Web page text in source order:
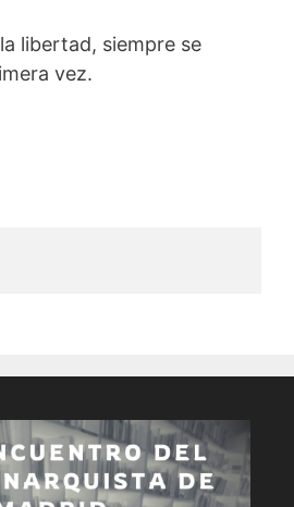
libertad, siempre se
vez.